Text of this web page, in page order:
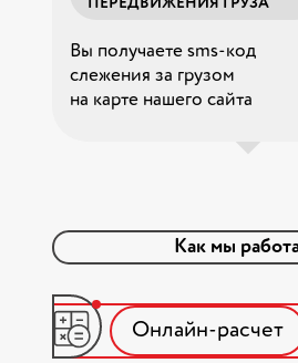
Вы получаете sms-код
слежения за грузом
на карте нашего сайта
Как мы
Онлайн-расчет